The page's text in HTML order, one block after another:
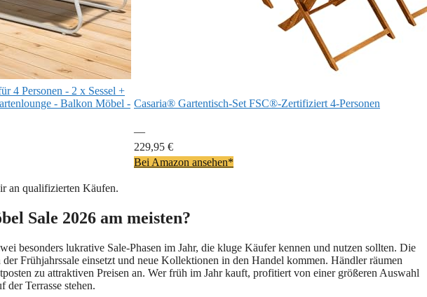
4 Personen - 2 x Sessel +
- Balkon Möbel - Casaria® Gartentisch-Set FSC®-Zertifiziert 4-Personen
—
229,95 €
Bei Amazon ansehen*
an qualifizierten Käufen.
Sale 2026 am meisten?
besonders lukrative Sale-Phasen im Jahr, die kluge Käufer kennen und nutzen sollten. Die
der Frühjahrssale einsetzt und neue Kollektionen in den Handel kommen. Händler räumen
zu attraktiven Preisen an. Wer früh im Jahr kauft, profitiert von einer größeren Auswahl
der Terrasse stehen.